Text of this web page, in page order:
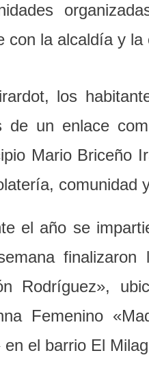
con la alcaldía y la
los
de un enlace
Mario Briceño
comunidad
el año se
Rodríguez»,
Femenino
en el barrio El